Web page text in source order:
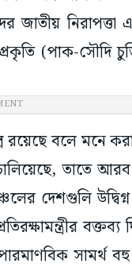
জাতীয়
(পাক-সৌদি
বলে মনে
তাতে আরব
দেশগুলি
সামর্থ